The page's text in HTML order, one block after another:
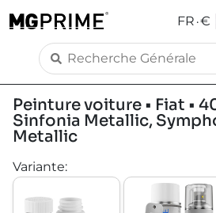
FR .€
Peinture voiture • Fiat •
Sinfonia Metallic,
Metallic
Variante: